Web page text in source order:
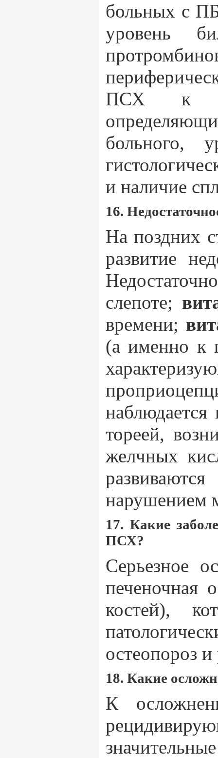
больных с
уровень
ПСХ к
больного,
и наличие
16.
На поздних
развитие
слепоте;
времени;
(а именно к
тореей,
желчных
нарушением
17. Какие
ПСХ?
Серьезное
печеночная
костей),
остеопороз
18. Какие
К